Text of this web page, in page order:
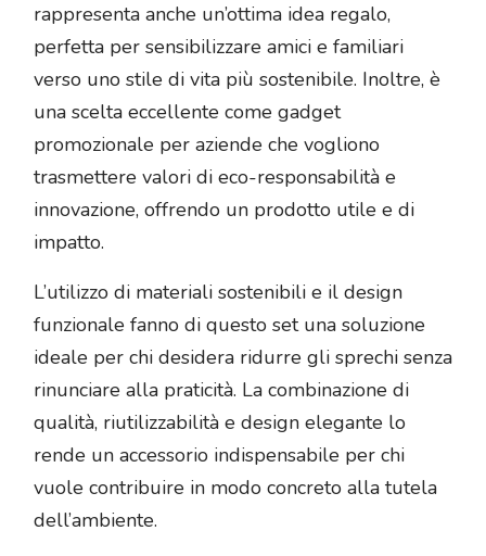
rappresenta anche un’ottima idea regalo,
perfetta per sensibilizzare amici e familiari
verso uno stile di vita più sostenibile. Inoltre, è
una scelta eccellente come gadget
promozionale per aziende che vogliono
trasmettere valori di eco-responsabilità e
innovazione, offrendo un prodotto utile e di
impatto.
L’utilizzo di materiali sostenibili e il design
funzionale fanno di questo set una soluzione
ideale per chi desidera ridurre gli sprechi senza
rinunciare alla praticità. La combinazione di
qualità, riutilizzabilità e design elegante lo
rende un accessorio indispensabile per chi
vuole contribuire in modo concreto alla tutela
dell’ambiente.